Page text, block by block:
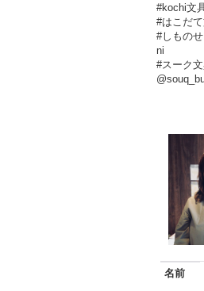
#kochi文
#はこだ
#しもの
ni
#スーク
名前